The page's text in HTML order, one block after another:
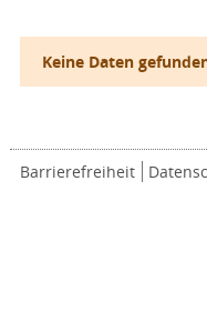
Keine Daten
Barrierefreiheit